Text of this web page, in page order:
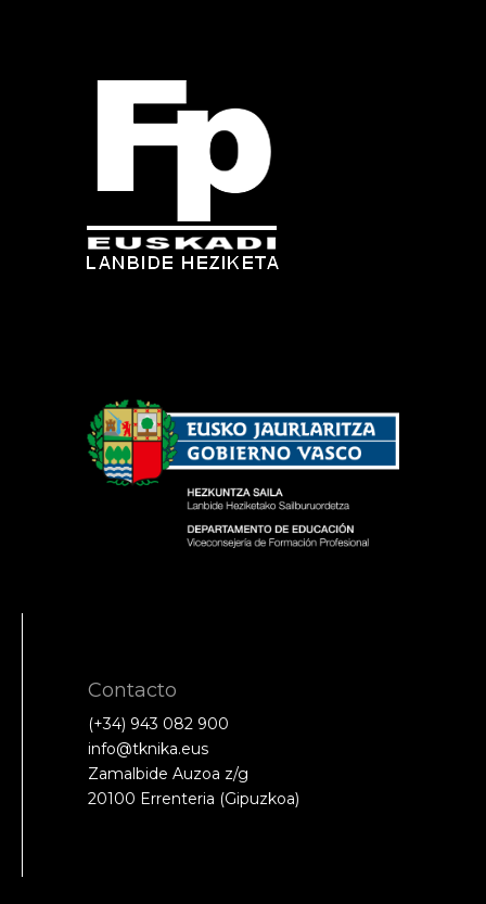
Contacto
(+34) 943 082 900
info@tknika.eus
Zamalbide Auzoa z/g
20100 Errenteria (Gipuzkoa)